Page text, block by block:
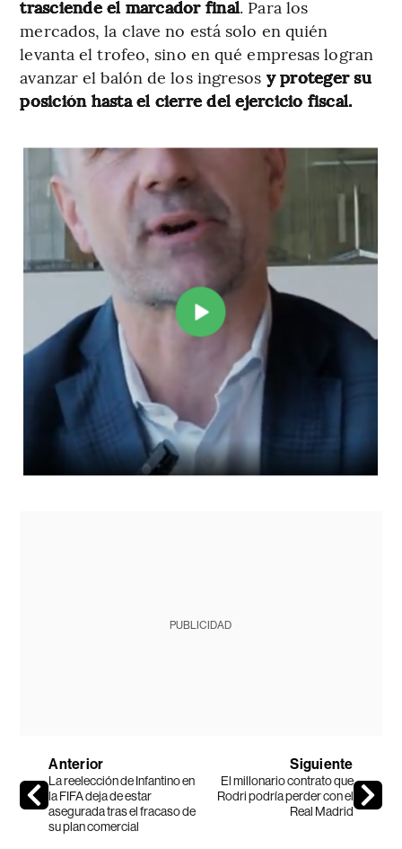
trasciende el marcador final. Para los
mercados, la clave no está solo en quién
levanta el trofeo, sino en qué empresas logran
avanzar el balón de los ingresos y proteger su
posición hasta el cierre del ejercicio fiscal.
PUBLICIDAD
Anterior
La reelección de Infantino en
la FIFA deja de estar
asegurada tras el fracaso de
su plan comercial
Siguiente
El millonario contrato que
Rodri podría perder con el
Real Madrid